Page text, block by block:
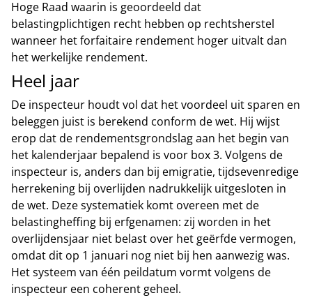
Hoge Raad waarin is geoordeeld dat
belastingplichtigen recht hebben op rechtsherstel
wanneer het forfaitaire rendement hoger uitvalt dan
het werkelijke rendement.
Heel jaar
De inspecteur houdt vol dat het voordeel uit sparen en
beleggen juist is berekend conform de wet. Hij wijst
erop dat de rendementsgrondslag aan het begin van
het kalenderjaar bepalend is voor box 3. Volgens de
inspecteur is, anders dan bij emigratie, tijdsevenredige
herrekening bij overlijden nadrukkelijk uitgesloten in
de wet. Deze systematiek komt overeen met de
belastingheffing bij erfgenamen: zij worden in het
overlijdensjaar niet belast over het geërfde vermogen,
omdat dit op 1 januari nog niet bij hen aanwezig was.
Het systeem van één peildatum vormt volgens de
inspecteur een coherent geheel.